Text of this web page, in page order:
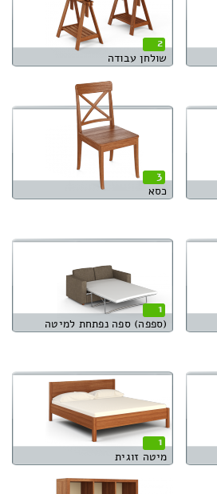
2
שולחן עבודה
3
כסא
1
(ספפה) ספה נפתחת למיטה
1
מיטה זוגית